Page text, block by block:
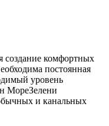
создание комфортных
постоянная
уровень
МореЗелени
и канальных